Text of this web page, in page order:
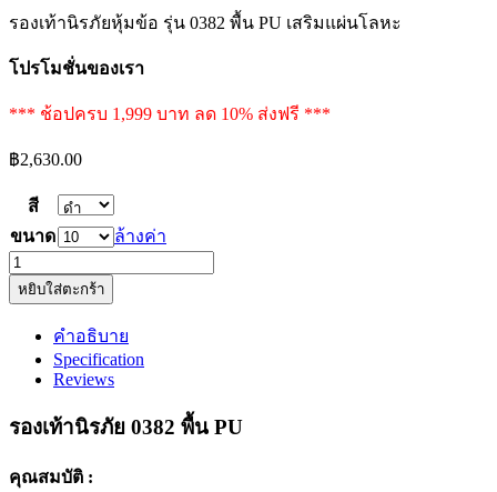
รองเท้านิรภัยหุ้มข้อ รุ่น 0382 พื้น PU เสริมแผ่นโลหะ
โปรโมชั่นของเรา
*** ช้อปครบ 1,999 บาท ลด 10% ส่งฟรี ***
฿2,630.00
สี
ขนาด
ล้างค่า
รองเท้า
นิรภัย
พื้น
เสริม
หยิบใส่ตะกร้า
คำอธิบาย
Specification
Reviews
รองเท้านิรภัย 0382 พื้น PU
คุณสมบัติ :